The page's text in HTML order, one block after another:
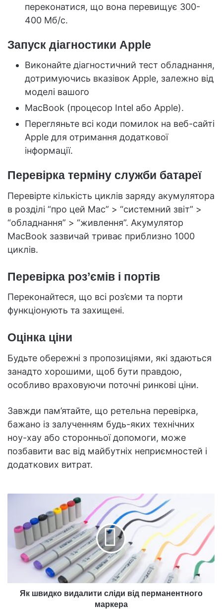
переконатися, що вона перевищує 300-
400 Мб/с.
Запуск діагностики Apple
Виконайте діагностичний тест обладнання,
дотримуючись вказівок Apple, залежно від
моделі вашого
MacBook (процесор Intel або Apple).
Перегляньте всі коди помилок на веб-сайті
Apple для отримання додаткової
інформації.
Перевірка терміну служби батареї
Перевірте кількість циклів заряду акумулятора
в розділі “про цей Mac” > “системний звіт” >
“обладнання” > “живлення”. Акумулятор
MacBook зазвичай триває приблизно 1000
циклів.
Перевірка роз’ємів і портів
Переконайтеся, що всі роз’єми та порти
функціонують та захищені.
Оцінка ціни
Будьте обережні з пропозиціями, які здаються
занадто хорошими, щоб бути правдою,
особливо враховуючи поточні ринкові ціни.
Завжди пам’ятайте, що ретельна перевірка,
бажано із залученням будь-яких технічних
ноу-хау або сторонньої допомоги, може
позбавити вас від майбутніх неприємностей і
додаткових витрат.
видалити
сліди
від
перманентного
маркера
Як швидко видалити сліди від перманентного
маркера